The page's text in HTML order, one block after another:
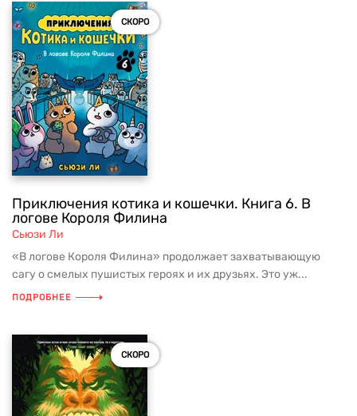
СКОРО
Приключения котика и кошечки. Книга 6. В
логове Короля Филина
Сьюзи Ли
«В логове Короля Филина» продолжает захватывающую
сагу о смелых пушистых героях и их друзьях. Это уж...
ПОДРОБНЕЕ
СКОРО